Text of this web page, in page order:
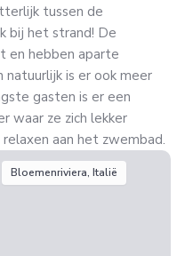
tussen de
bij het strand! De
en hebben aparte
natuurlijk is er ook meer
gasten is er een
waar ze zich lekker
aan het zwembad.
Bloemenriviera, Italië